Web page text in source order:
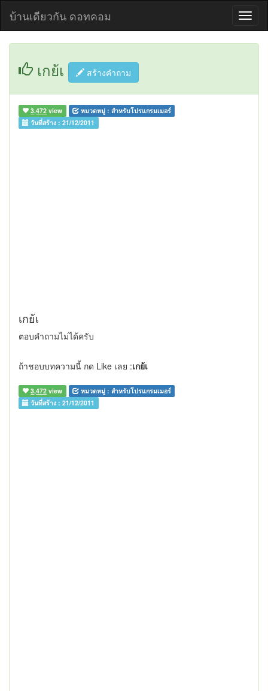
บ้านเดียวกัน ดอทคอม
เกย้เ สร้างคำถาม
3,472 view หมวดหมู่ : สำหรับโปรแกรมเมอร์
วันที่สร้าง :21/12/2011
เกย้เ
ตอบคำถามไม่ได้ครับ
ถ้าชอบบทความนี้ กด Like เลย :เกย้เ
3,472 view หมวดหมู่ : สำหรับโปรแกรมเมอร์
วันที่สร้าง :21/12/2011